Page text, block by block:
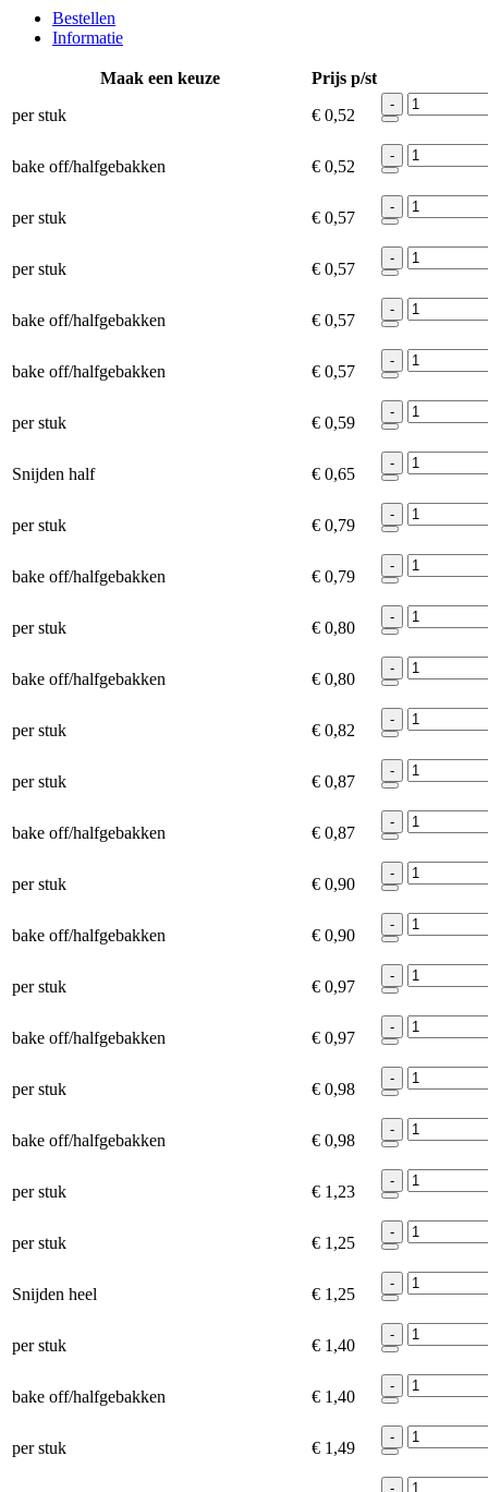
Bestellen
Informatie
Maak een keuze
Prijs p/st
per stuk
€ 0,52
-
bake off/halfgebakken € 0,52
-
per stuk € 0,57
-
per stuk € 0,57
-
bake off/halfgebakken € 0,57
-
bake off/halfgebakken € 0,57
-
per stuk € 0,59
-
Snijden half € 0,65
-
per stuk € 0,79
-
bake off/halfgebakken € 0,79
-
per stuk € 0,80
-
bake off/halfgebakken € 0,80
-
per stuk € 0,82
-
per stuk € 0,87
-
bake off/halfgebakken € 0,87
-
per stuk € 0,90
-
bake off/halfgebakken € 0,90
-
per stuk € 0,97
-
bake off/halfgebakken € 0,97
-
per stuk € 0,98
-
bake off/halfgebakken € 0,98
-
per stuk € 1,23
-
per stuk € 1,25
-
Snijden heel € 1,25
-
per stuk € 1,40
-
bake off/halfgebakken € 1,40
-
per stuk € 1,49
-
-